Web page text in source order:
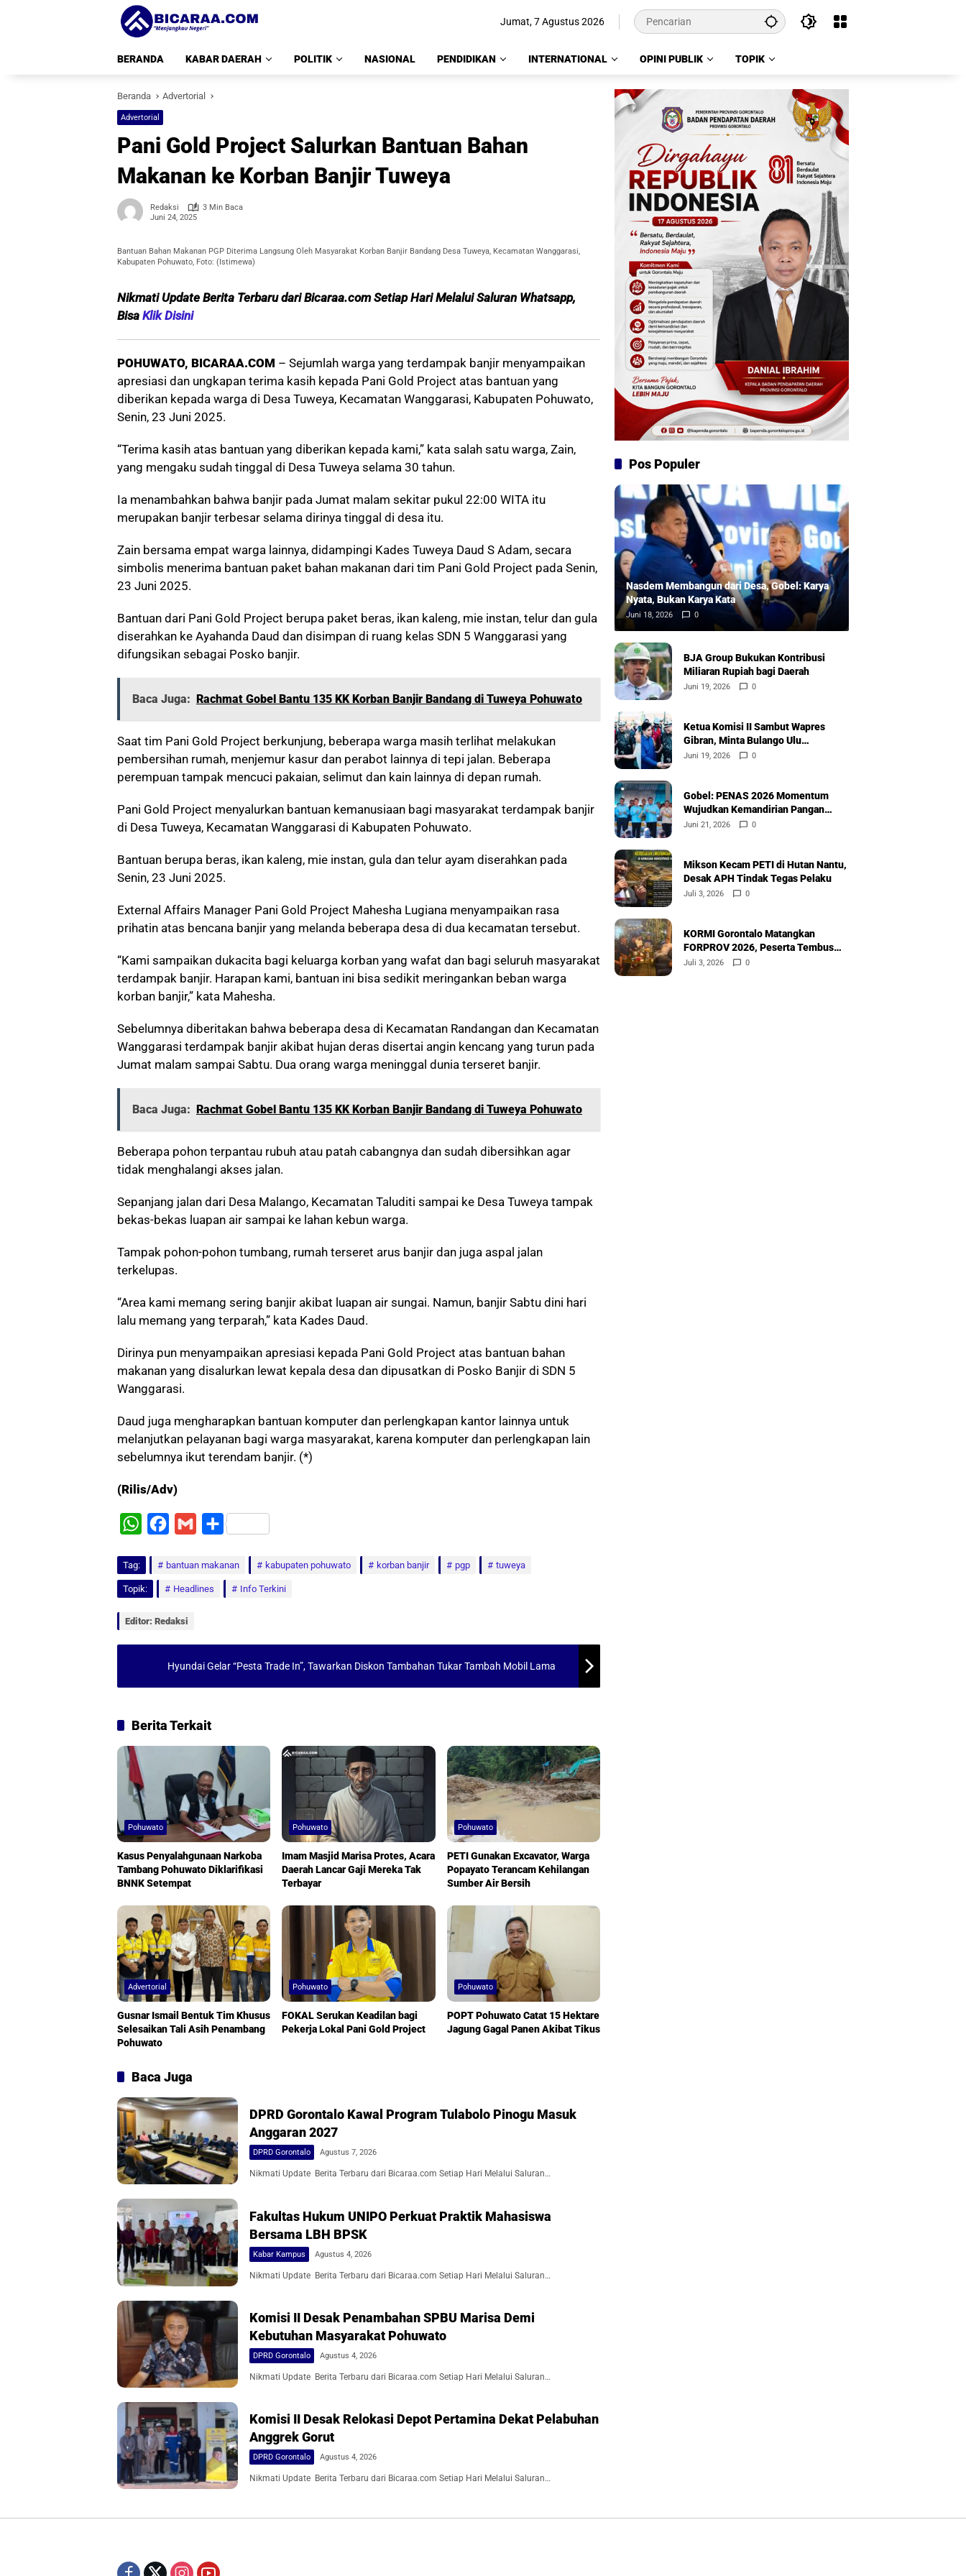
Jumat, 7 Agustus 2026
BERANDA KABAR DAERAH POLITIK NASIONAL PENDIDIKAN INTERNATIONAL OPINI PUBLIK TOPIK
Beranda Advertorial
Advertorial
Pani Gold Project Salurkan Bantuan Bahan
Makanan ke Korban Banjir Tuweya
Redaksi
3 Min Baca
Juni 24, 2025
Bantuan Bahan Makanan PGP Diterima Langsung Oleh Masyarakat Korban Banjir Bandang Desa Tuweya, Kecamatan Wanggarasi,
Kabupaten Pohuwato, Foto: (Istimewa)
Nikmati Update Berita Terbaru dari Bicaraa.com Setiap Hari Melalui Saluran Whatsapp,
Bisa Klik Disini
POHUWATO, BICARAA.COM – Sejumlah warga yang terdampak banjir menyampaikan
apresiasi dan ungkapan terima kasih kepada Pani Gold Project atas bantuan yang
diberikan kepada warga di Desa Tuweya, Kecamatan Wanggarasi, Kabupaten Pohuwato,
Senin, 23 Juni 2025.
“Terima kasih atas bantuan yang diberikan kepada kami,” kata salah satu warga, Zain,
yang mengaku sudah tinggal di Desa Tuweya selama 30 tahun.
Ia menambahkan bahwa banjir pada Jumat malam sekitar pukul 22:00 WITA itu
merupakan banjir terbesar selama dirinya tinggal di desa itu.
Zain bersama empat warga lainnya, didampingi Kades Tuweya Daud S Adam, secara
simbolis menerima bantuan paket bahan makanan dari tim Pani Gold Project pada Senin,
23 Juni 2025.
Bantuan dari Pani Gold Project berupa paket beras, ikan kaleng, mie instan, telur dan gula
diserahkan ke Ayahanda Daud dan disimpan di ruang kelas SDN 5 Wanggarasi yang
difungsikan sebagai Posko banjir.
Baca Juga: Rachmat Gobel Bantu 135 KK Korban Banjir Bandang di Tuweya Pohuwato
Saat tim Pani Gold Project berkunjung, beberapa warga masih terlihat melakukan
pembersihan rumah, menjemur kasur dan perabot lainnya di tepi jalan. Beberapa
perempuan tampak mencuci pakaian, selimut dan kain lainnya di depan rumah.
Pani Gold Project menyalurkan bantuan kemanusiaan bagi masyarakat terdampak banjir
di Desa Tuweya, Kecamatan Wanggarasi di Kabupaten Pohuwato.
Bantuan berupa beras, ikan kaleng, mie instan, gula dan telur ayam diserahkan pada
Senin, 23 Juni 2025.
External Affairs Manager Pani Gold Project Mahesha Lugiana menyampaikan rasa
prihatin atas bencana banjir yang melanda beberapa desa di dua kecamatan tersebut.
“Kami sampaikan dukacita bagi keluarga korban yang wafat dan bagi seluruh masyarakat
terdampak banjir. Harapan kami, bantuan ini bisa sedikit meringankan beban warga
korban banjir,” kata Mahesha.
Sebelumnya diberitakan bahwa beberapa desa di Kecamatan Randangan dan Kecamatan
Wanggarasi terdampak banjir akibat hujan deras disertai angin kencang yang turun pada
Jumat malam sampai Sabtu. Dua orang warga meninggal dunia terseret banjir.
Baca Juga: Rachmat Gobel Bantu 135 KK Korban Banjir Bandang di Tuweya Pohuwato
Beberapa pohon terpantau rubuh atau patah cabangnya dan sudah dibersihkan agar
tidak menghalangi akses jalan.
Sepanjang jalan dari Desa Malango, Kecamatan Taluditi sampai ke Desa Tuweya tampak
bekas-bekas luapan air sampai ke lahan kebun warga.
Tampak pohon-pohon tumbang, rumah terseret arus banjir dan juga aspal jalan
terkelupas.
“Area kami memang sering banjir akibat luapan air sungai. Namun, banjir Sabtu dini hari
lalu memang yang terparah,” kata Kades Daud.
Dirinya pun menyampaikan apresiasi kepada Pani Gold Project atas bantuan bahan
makanan yang disalurkan lewat kepala desa dan dipusatkan di Posko Banjir di SDN 5
Wanggarasi.
Daud juga mengharapkan bantuan komputer dan perlengkapan kantor lainnya untuk
melanjutkan pelayanan bagi warga masyarakat, karena komputer dan perlengkapan lain
sebelumnya ikut terendam banjir. (*)
(Rilis/Adv)
W
t
c
e
k
a
i
S
a
Tag: bantuan makanan kabupaten pohuwato korban banjir pgp tuweya
Topik: Headlines Info Terkini
Editor: Redaksi
Hyundai Gelar “Pesta Trade In”, Tawarkan Diskon Tambahan Tukar Tambah Mobil Lama
Berita Terkait
Pohuwato
Kasus Penyalahgunaan Narkoba
Tambang Pohuwato Diklarifikasi
BNNK Setempat
Pohuwato
Imam Masjid Marisa Protes, Acara
Daerah Lancar Gaji Mereka Tak
Terbayar
Pohuwato
PETI Gunakan Excavator, Warga
Popayato Terancam Kehilangan
Sumber Air Bersih
Advertorial
Gusnar Ismail Bentuk Tim Khusus
Selesaikan Tali Asih Penambang
Pohuwato
Pohuwato
FOKAL Serukan Keadilan bagi
Pekerja Lokal Pani Gold Project
Pohuwato
POPT Pohuwato Catat 15 Hektare
Jagung Gagal Panen Akibat Tikus
Baca Juga
DPRD Gorontalo Kawal Program Tulabolo Pinogu Masuk
Anggaran 2027
DPRD Gorontalo Agustus 7, 2026
Nikmati Update Berita Terbaru dari Bicaraa.com Setiap Hari Melalui Saluran…
Fakultas Hukum UNIPO Perkuat Praktik Mahasiswa
Bersama LBH BPSK
Kabar Kampus Agustus 4, 2026
Nikmati Update Berita Terbaru dari Bicaraa.com Setiap Hari Melalui Saluran…
Komisi II Desak Penambahan SPBU Marisa Demi
Kebutuhan Masyarakat Pohuwato
DPRD Gorontalo Agustus 4, 2026
Nikmati Update Berita Terbaru dari Bicaraa.com Setiap Hari Melalui Saluran…
Komisi II Desak Relokasi Depot Pertamina Dekat Pelabuhan
Anggrek Gorut
DPRD Gorontalo Agustus 4, 2026
Nikmati Update Berita Terbaru dari Bicaraa.com Setiap Hari Melalui Saluran…
Pos Populer
Nasdem Membangun dari Desa, Gobel: Karya
Nyata, Bukan Karya Kata
Juni 18, 2026 0
BJA Group Bukukan Kontribusi
Miliaran Rupiah bagi Daerah
Juni 19, 2026 0
Ketua Komisi II Sambut Wapres
Gibran, Minta Bulango Ulu
Diprioritaskan
Juni 19, 2026 0
Gobel: PENAS 2026 Momentum
Wujudkan Kemandirian Pangan
Nasional
Juni 21, 2026 0
Mikson Kecam PETI di Hutan Nantu,
Desak APH Tindak Tegas Pelaku
Juli 3, 2026 0
KORMI Gorontalo Matangkan
FORPROV 2026, Peserta Tembus
600
Juli 3, 2026 0